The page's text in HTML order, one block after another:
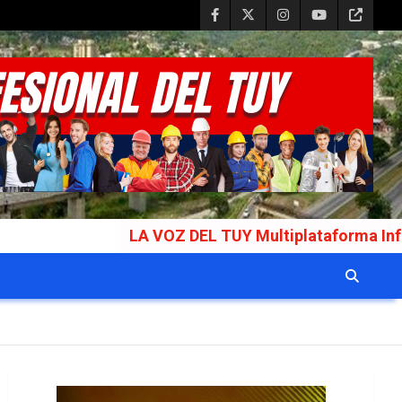
LA VOZ DEL TUY Multiplataforma Informativa